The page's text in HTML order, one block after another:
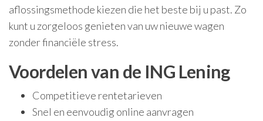
aflossingsmethode kiezen die het beste bij u past. Zo
kunt u zorgeloos genieten van uw nieuwe wagen
zonder financiële stress.
Voordelen van de ING Lening
Competitieve rentetarieven
Snel en eenvoudig online aanvragen